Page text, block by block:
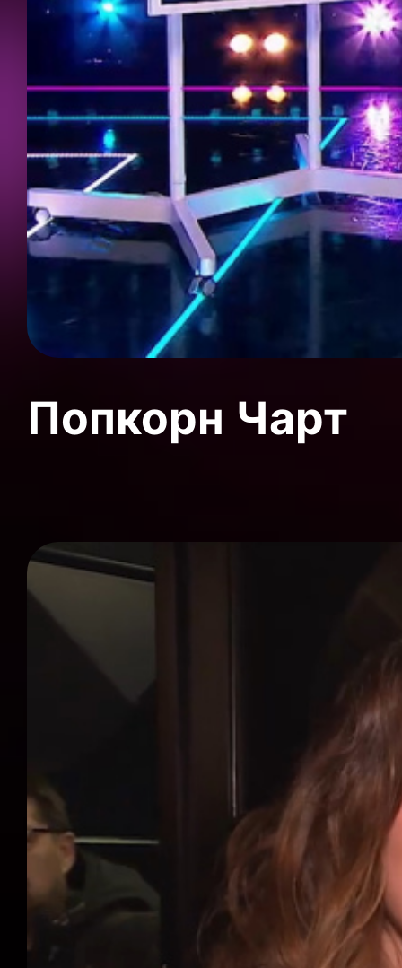
Попкорн Чарт